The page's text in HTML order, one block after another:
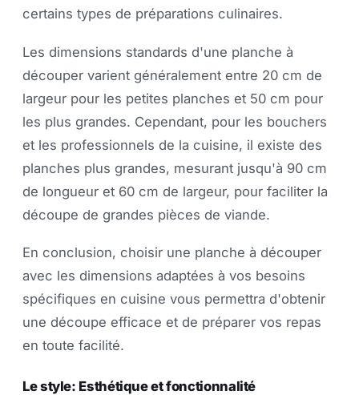
certains types de préparations culinaires.
Les dimensions standards d'une planche à
découper varient généralement entre 20 cm de
largeur pour les petites planches et 50 cm pour
les plus grandes. Cependant, pour les bouchers
et les professionnels de la cuisine, il existe des
planches plus grandes, mesurant jusqu'à 90 cm
de longueur et 60 cm de largeur, pour faciliter la
découpe de grandes pièces de viande.
En conclusion, choisir une planche à découper
avec les dimensions adaptées à vos besoins
spécifiques en cuisine vous permettra d'obtenir
une découpe efficace et de préparer vos repas
en toute facilité.
Le style: Esthétique et fonctionnalité